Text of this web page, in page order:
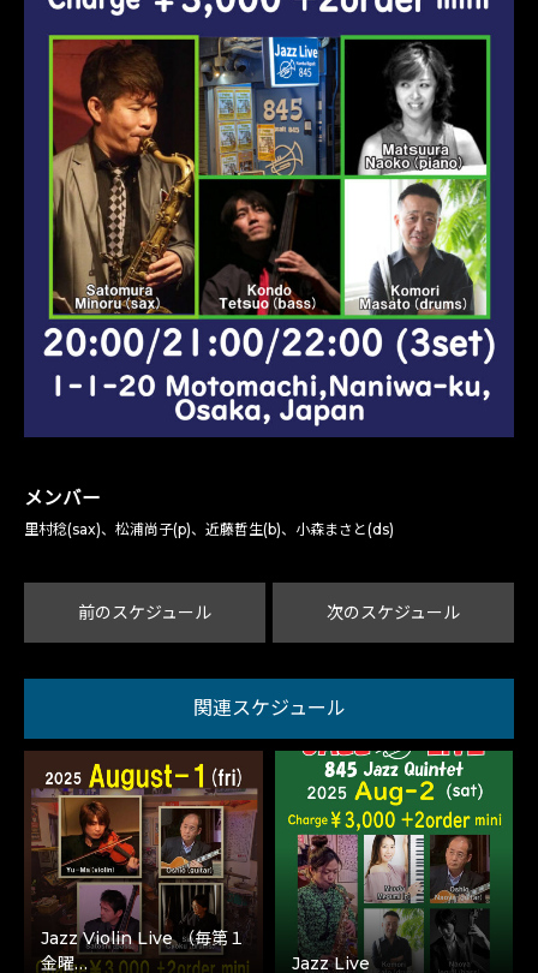
メンバー
里村稔(sax)、松浦尚子(p)、近藤哲生(b)、小森まさと(ds)
前のスケジュール 次のスケジュール
関連スケジュール
Jazz Violin Live （毎第１
金曜…
Jazz Live